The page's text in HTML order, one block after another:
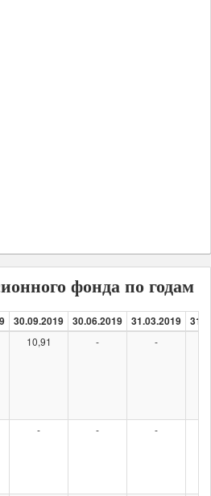
фонда по годам
30.09.2019 30.06.2019 31.03.2019
10,91 - -
- - -